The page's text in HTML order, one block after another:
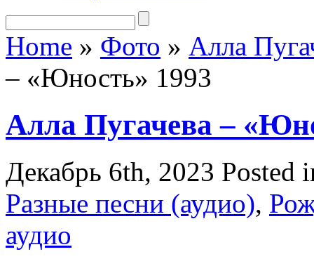
Home » Фото » Алла
– «Юность» 1993
Алла Пугачева –
Декабрь 6th, 2023 Posted
Разные песни (аудио),
аудио